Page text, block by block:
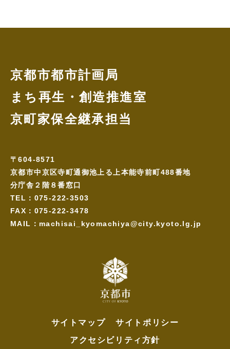
京都市都市計画局
まち再生・創造推進室
京町家保全継承担当
〒604-8571
京都市中京区寺町通御池上る上本能寺前町488番地
分庁舎２階８番窓口
TEL：075-222-3503
FAX：075-222-3478
MAIL：machisai_kyomachiya@city.kyoto.lg.jp
サイトマップ
サイトポリシー
アクセシビリティ方針